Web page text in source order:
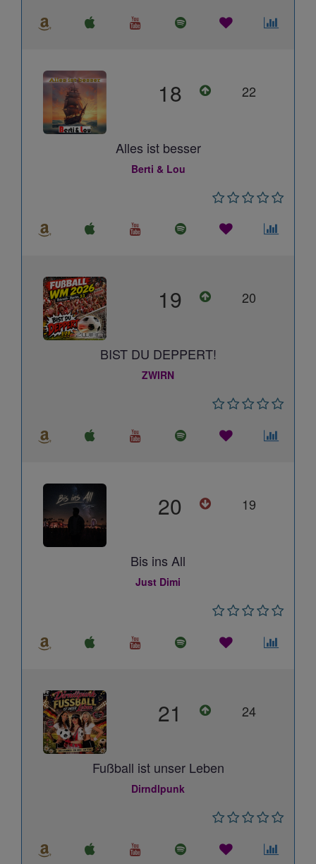
18 22
Alles ist besser
Berti & Lou
19 20
BIST DU DEPPERT!
ZWIRN
20 19
Bis ins All
Just Dimi
21 24
Fußball ist unser Leben
Dirndlpunk